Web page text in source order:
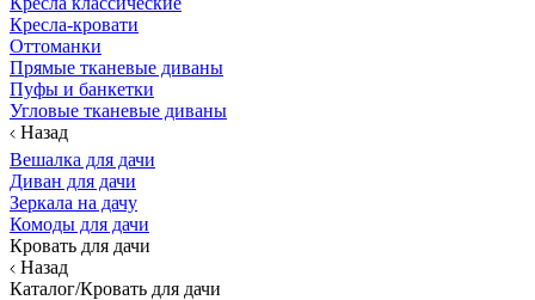
Кресла-кровати
Оттоманки
Прямые тканевые диваны
Пуфы и банкетки
Угловые тканевые диваны
Назад
Вешалка для дачи
Диван для дачи
Зеркала на дачу
Комоды для дачи
Кровать для дачи
Назад
Каталог/Кровать для дачи